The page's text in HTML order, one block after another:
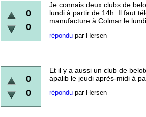
0
0
Je connais deux clubs de
lundi à partir de 14h. Il faut
manufacture à Colmar le
répondu par Hersen
0
0
Et il y a aussi un club de
apalib le jeudi après-midi à
répondu par Hersen